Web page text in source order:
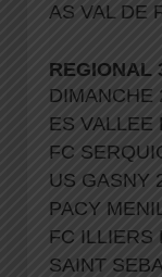
AS VAL DE
REGIONAL
DIMANCHE
ES VALLEE
FC
US GASNY
PACY
FC ILLIERS
SAINT